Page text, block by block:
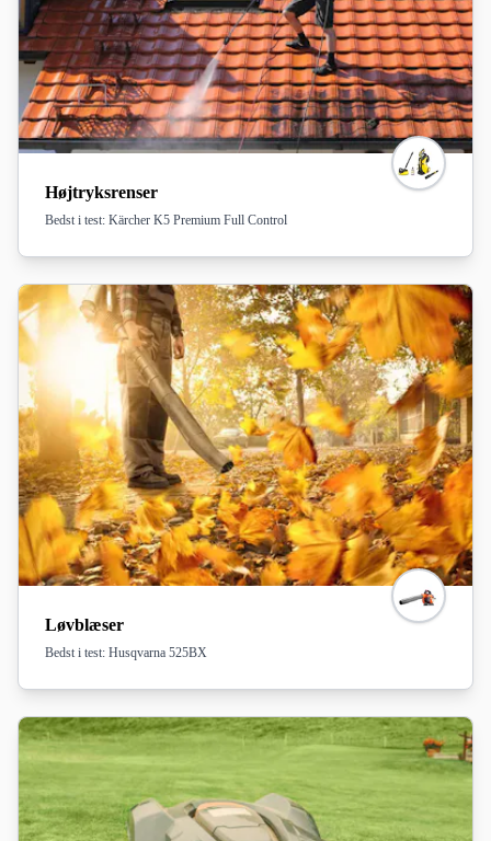
Højtryksrenser
Bedst i test: Kärcher K5 Premium Full Control
Løvblæser
Bedst i test: Husqvarna 525BX